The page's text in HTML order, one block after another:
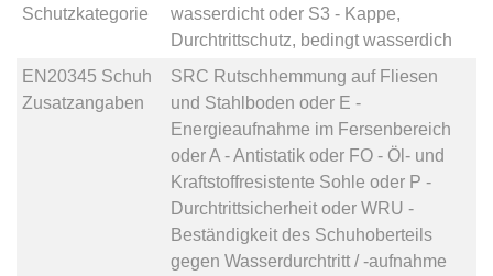
Schutzkategorie
wasserdichtoder S3 - Kappe,
Durchtrittschutz, bedingt wasserdich
EN20345 Schuh
Zusatzangaben
SRC Rutschhemmung auf Fliesen
und Stahlboden oder E -
Energieaufnahme im Fersenbereich
oderA - Antistatikoder FO - Öl- und
Kraftstoffresistente Sohle oder P -
Durchtrittsicherheitoder WRU -
Beständigkeit des Schuhoberteils
gegen Wasserdurchtritt / -aufnahme